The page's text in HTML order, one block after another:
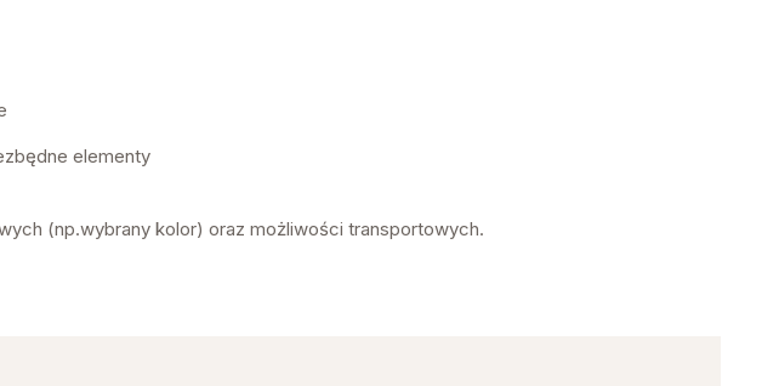
elementy
(np.wybrany kolor) oraz możliwości transportowych.